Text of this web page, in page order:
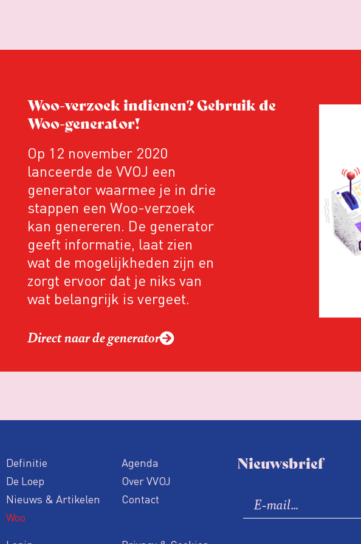
Woo-verzoek indienen? Gebruik de
Woo-generator!
Op 12 november 2020
lanceerde de VVOJ een
generator waarmee je in drie
stappen een Woo-verzoek
kan genereren. De generator
geeft informatie, laat zien
wat de mogelijkheden zijn en
zorgt ervoor dat je niks van
wat belangrijk is vergeet.
Direct naar de generator
Definitie
De Loep
Nieuws & Artikelen
Woo
Agenda
Over VVOJ
Contact
Nieuwsbrief